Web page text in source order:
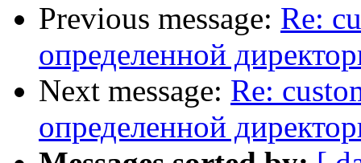
Previous message: Re:
определенной
Next message: Re:
определенной